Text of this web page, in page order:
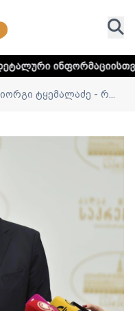
დააკლიკეთ
ტყემალაძე - რ...